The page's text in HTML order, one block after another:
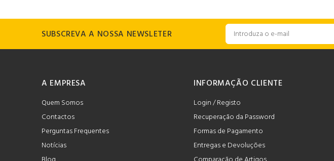
SUBSCREVA A NOSSA NEWSLETER
A EMPRESA
Quem Somos
Contactos
Perguntas Frequentes
Notícias
INFORMAÇÃO CLIENTE
Login / Registo
Recuperação da Password
Formas de Pagamento
Entregas e Devoluções